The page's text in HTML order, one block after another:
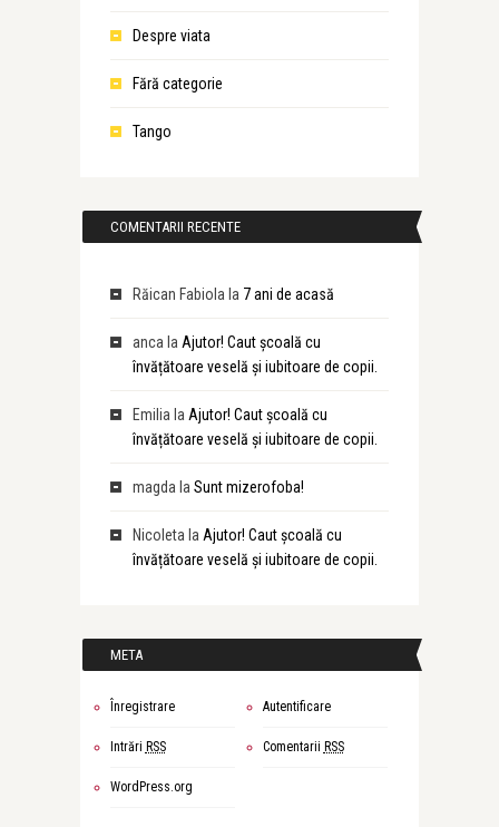
Despre viata
Fără categorie
Tango
COMENTARII RECENTE
Răican Fabiola la 7 ani de acasă
anca la Ajutor! Caut școală cu
învățătoare veselă și iubitoare de copii.
Emilia la Ajutor! Caut școală cu
învățătoare veselă și iubitoare de copii.
magda la Sunt mizerofoba!
Nicoleta la Ajutor! Caut școală cu
învățătoare veselă și iubitoare de copii.
META
Înregistrare Autentificare
Intrări RSS Comentarii RSS
WordPress.org